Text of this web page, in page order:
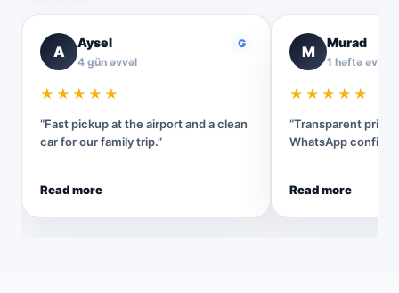
A
Aysel
4 gün əvvəl
G
★★★★★
“Fast pickup at the airport and a clean
car for our family trip.”
Read more
M
Murad
1 həftə əvvəl
★★★★★
“Transparent
WhatsApp
Read more